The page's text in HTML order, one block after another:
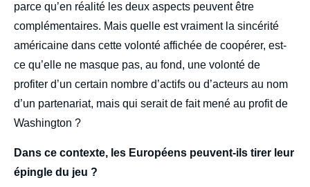
parce qu’en réalité les deux aspects peuvent être
complémentaires. Mais quelle est vraiment la sincérité
américaine dans cette volonté affichée de coopérer, est-
ce qu’elle ne masque pas, au fond, une volonté de
profiter d’un certain nombre d’actifs ou d’acteurs au nom
d’un partenariat, mais qui serait de fait mené au profit de
Washington ?
Dans ce contexte, les Européens peuvent-ils tirer leur
épingle du jeu ?